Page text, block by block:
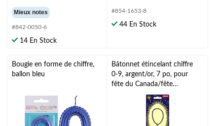
étoile(s)
sur
5.
7
Mieux notes
#842-0050-6
14 En Stock
étoile(s)
5.
#854-1653-8
44 En Stock
Bougie en forme de chiffre,
ballon bleu
Bâtonnet étincelant chiffre
0-9, argent/or, 7 po, pour
fête du Canada/fête
d'anniversaire/été